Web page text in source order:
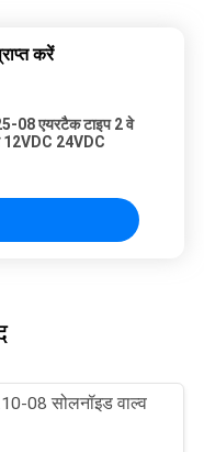
करें
08 एयरटैक टाइप 2 वे
12VDC 24VDC
08 सोलनॉइड वाल्व